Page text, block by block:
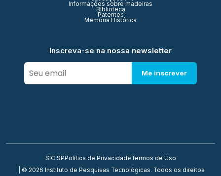
Informações sobre madeiras
Biblioteca
Patentes
Memória Histórica
Inscreva-se na nossa newsletter
Me inscrever
SIC SP Política de PrivacidadeTermos de Uso
| © 2026 Instituto de Pesquisas Tecnológicas. Todos os direitos